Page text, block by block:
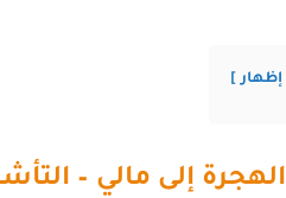
إظهار
الهجرة إلى مالي –